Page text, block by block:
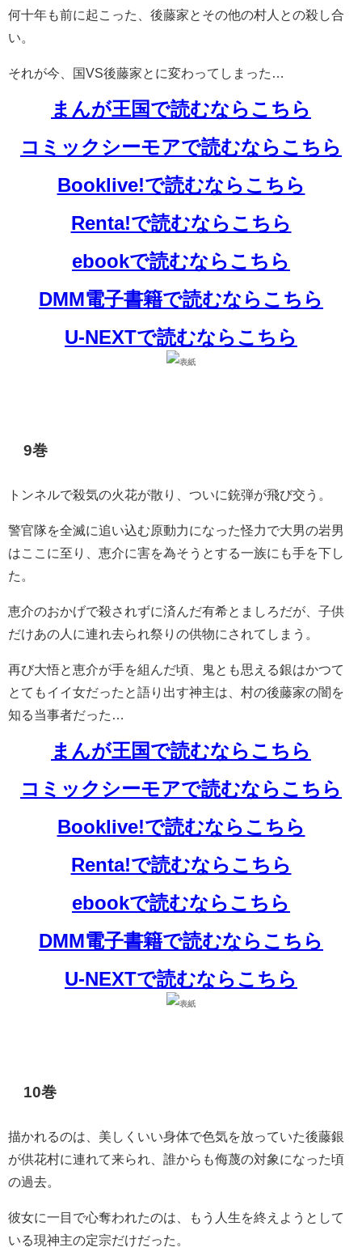
何十年も前に起こった、後藤家とその他の村人との殺し合
い。
それが今、国VS後藤家とに変わってしまった…
まんが王国で読むならこちら
コミックシーモアで読むならこちら
Booklive!で読むならこちら
Renta!で読むならこちら
ebookで読むならこちら
DMM電子書籍で読むならこちら
U-NEXTで読むならこちら
9巻
トンネルで殺気の火花が散り、ついに銃弾が飛び交う。
警官隊を全滅に追い込む原動力になった怪力で大男の岩男
はここに至り、恵介に害を為そうとする一族にも手を下し
た。
恵介のおかげで殺されずに済んだ有希とましろだが、子供
だけあの人に連れ去られ祭りの供物にされてしまう。
再び大悟と恵介が手を組んだ頃、鬼とも思える銀はかつて
とてもイイ女だったと語り出す神主は、村の後藤家の闇を
知る当事者だった…
まんが王国で読むならこちら
コミックシーモアで読むならこちら
Booklive!で読むならこちら
Renta!で読むならこちら
ebookで読むならこちら
DMM電子書籍で読むならこちら
U-NEXTで読むならこちら
10巻
描かれるのは、美しくいい身体で色気を放っていた後藤銀
が供花村に連れて来られ、誰からも侮蔑の対象になった頃
の過去。
彼女に一目で心奪われたのは、もう人生を終えようとして
いる現神主の定宗だけだった。